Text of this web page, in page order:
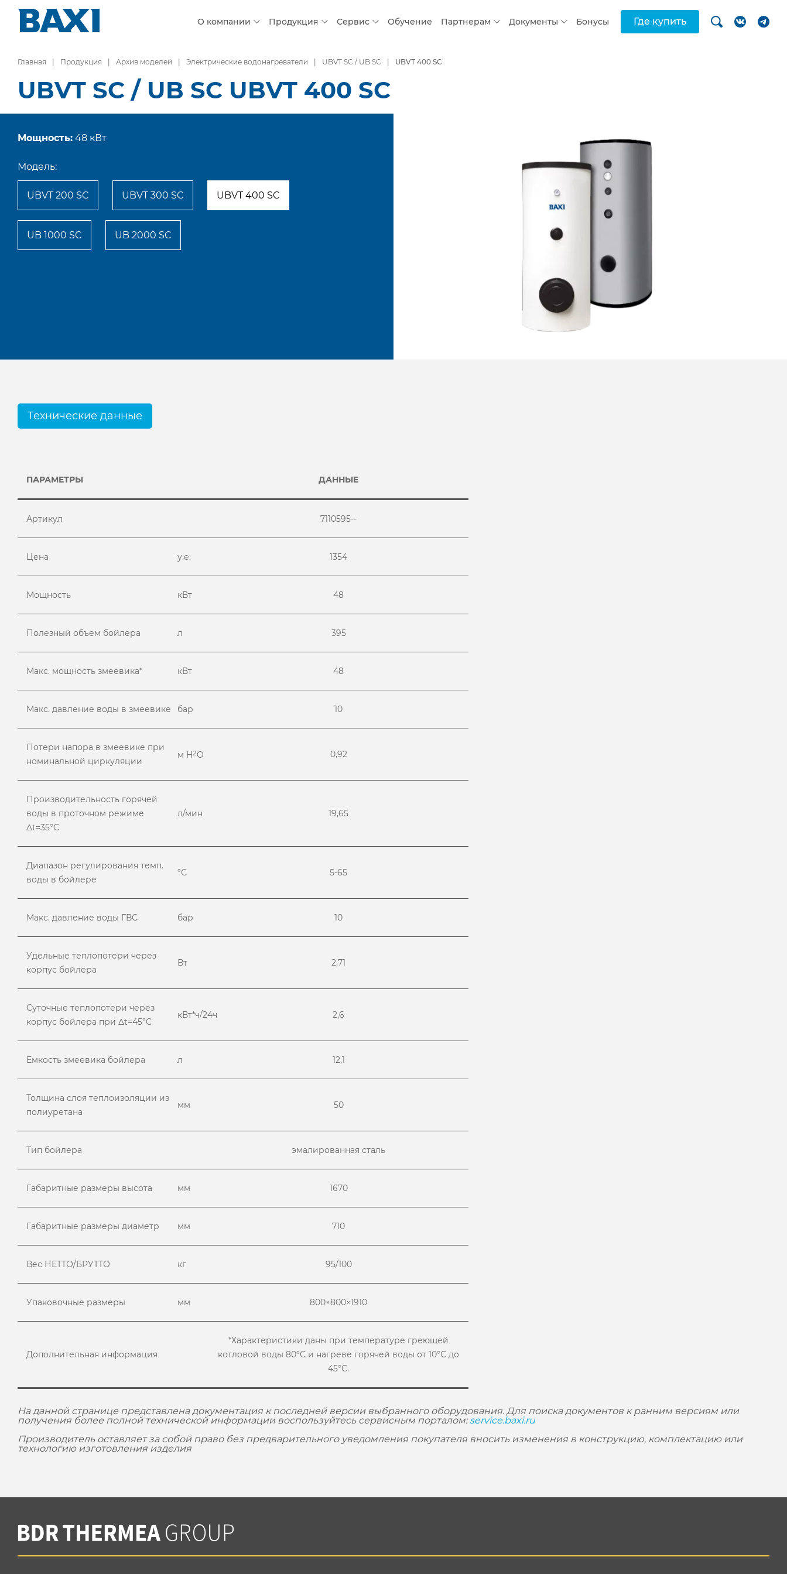
О компании Продукция Сервис Обучение Партнерам Документы Бонусы Где купить
Главная Продукция Архив моделей Электрические водонагреватели UBVT SC / UB SC UBVT 400 SC
UBVT SC / UB SC UBVT 400 SC
Мощность: 48 кВт
Модель:
UBVT 200 SC UBVT 300 SC UBVT 400 SC
UB 1000 SC UB 2000 SC
Технические данные
ПАРАМЕТРЫ ДАННЫЕ
Артикул 7110595--
Цена у.е. 1354
Мощность кВт 48
Полезный объем бойлера л 395
Макс. мощность змеевика* кВт 48
Макс. давление воды в змеевике бар 10
Потери напора в змеевике при
номинальной циркуляции
м H2O 0,92
Производительность горячей
воды в проточном режиме
Δt=35°C
л/мин 19,65
Диапазон регулирования темп.
воды в бойлере
°С 5-65
Макс. давление воды ГВС бар 10
Удельные теплопотери через
корпус бойлера
Вт 2,71
Суточные теплопотери через
корпус бойлера при Δt=45°C
кВт*ч/24ч 2,6
Емкость змеевика бойлера л 12,1
Толщина слоя теплоизоляции из
полиуретана
мм 50
Тип бойлера эмалированная сталь
Габаритные размеры высота мм 1670
Габаритные размеры диаметр мм 710
Вес НЕТТО/БРУТТО кг 95/100
Упаковочные размеры мм 800×800×1910
Дополнительная информация
*Характеристики даны при температуре греющей
котловой воды 80°С и нагреве горячей воды от 10°С до
45°С.
На данной странице представлена документация к последней версии выбранного оборудования. Для поиска документов к ранним версиям или
получения более полной технической информации воспользуйтесь сервисным порталом:service.baxi.ru
Производитель оставляет за собой право без предварительного уведомления покупателя вносить изменения в конструкцию, комплектацию или
технологию изготовления изделия